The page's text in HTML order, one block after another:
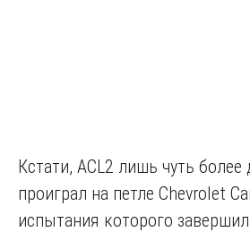
Кстати, ACL2 лишь чуть более
проиграл на петле Chevrolet
испытания которого